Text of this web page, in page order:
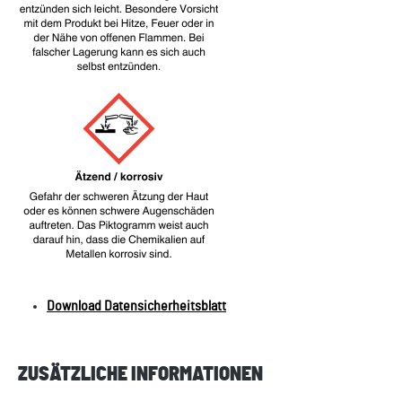
Download Datensicherheitsblatt
ZUSÄTZLICHE INFORMATIONEN